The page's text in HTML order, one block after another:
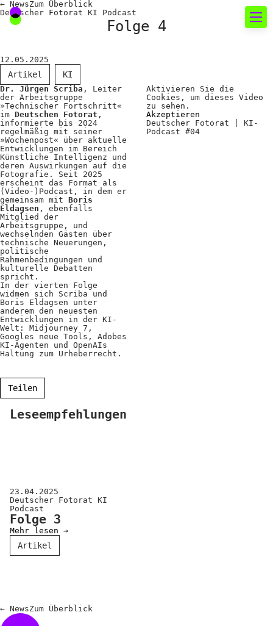
Neues rund um die
Fotografie
Das aktuelle Foto
News
Termine
FREELENS Galerie
Showcases
Fakten für Politik und
Öffentlichkeit
Positionen
Verband
Fotograf*innen
Regionalgruppen
Foundation
Presseausweis
Mein FREELENS
Kooperationen
Login
← NewsZum Überblick
Deutscher Fotorat KI Podcast
Folge 4
12.05.2025
Artikel KI
Dr. Jürgen Scriba , Leiter
der Arbeitsgruppe
»Technischer Fortschritt«
im Deutschen Fotorat ,
informierte bis 2024
regelmäßig mit seiner
»Wochenpost« über aktuelle
Entwicklungen im Bereich
Künstliche Intelligenz und
deren Auswirkungen auf die
Fotografie. Seit 2025
erscheint das Format als
(Video-)Podcast, in dem er
gemeinsam mit Boris
Eldagsen , ebenfalls
Mitglied der
Arbeitsgruppe, und
wechselnden Gästen über
technische Neuerungen,
politische
Rahmenbedingungen und
kulturelle Debatten
spricht.
In der vierten Folge
widmen sich Scriba und
Boris Eldagsen unter
anderem den neuesten
Entwicklungen in der KI-
Welt: Midjourney 7,
Googles neue Tools, Adobes
KI-Agenten und OpenAIs
Haltung zum Urheberrecht.
Aktivieren Sie die
Cookies, um dieses Video
zu sehen.
Akzeptieren
Deutscher Fotorat | KI-
Podcast #04
Teilen
Leseempfehlungen
23.04.2025
Deutscher Fotorat KI
Podcast
Folge 3
Mehr lesen →
Artikel
← NewsZum Überblick